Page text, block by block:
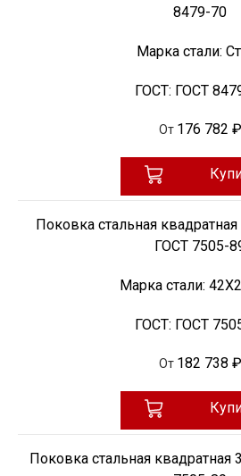
8479-70
Марка стали:
ГОСТ: ГОСТ
От 176 782 ₽
Поковка стальная
ГОСТ 7505-
Марка стали:
ГОСТ: ГОСТ
От 182 738 ₽
Поковка стальная